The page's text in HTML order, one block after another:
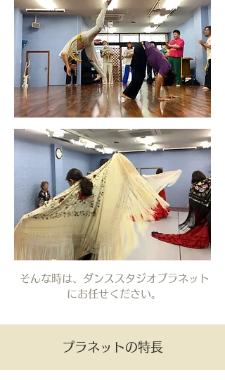
そんな時は、ダンススタジオプラネット
にお任せください。
プラネットの特長